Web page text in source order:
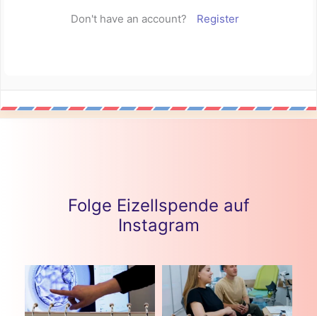
Don't have an account? Register
Folge Eizellspende auf
Instagram